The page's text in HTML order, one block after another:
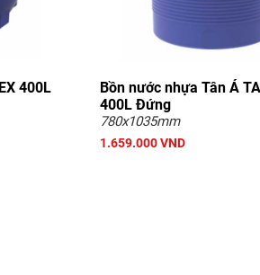
400L
Bồn nước nhựa Tân Á
400L Đứng
780x1035mm
1.659.000 VND